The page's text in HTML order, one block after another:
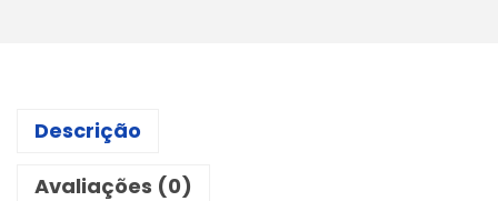
Descrição
Avaliações (0)